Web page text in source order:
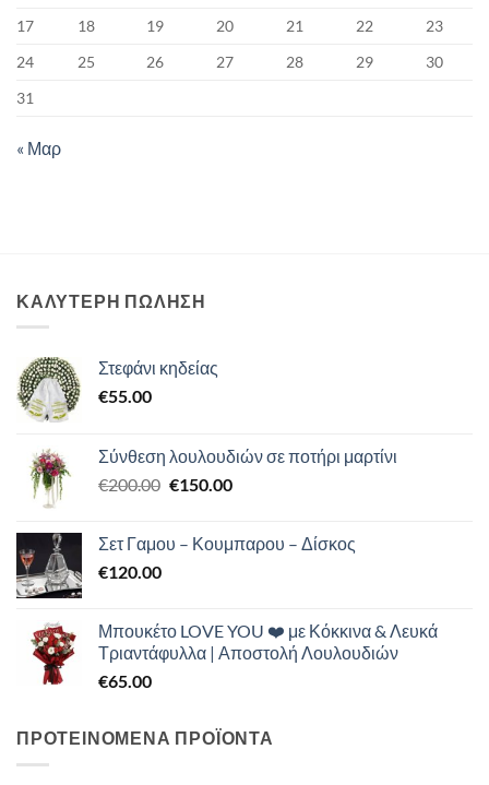
17
18 19 20 21 22
23
24
25 26 27 28 29
30
31
« Μαρ
ΚΑΛΥΤΕΡΗ ΠΩΛΗΣΗ
Στεφάνι κηδείας
€55.00
Σύνθεση λουλουδιών σε ποτήρι μαρτίνι
€200.00 Original
€200.00.
€150.00Η
είναι:
Σετ Γαμου – Κουμπαρου – Δίσκος
€120.00
Μπουκέτο LOVE YOU ❤️ με Κόκκινα & Λευκά
Τριαντάφυλλα | Αποστολή Λουλουδιών
€65.00
ΠΡΟΤΕΙΝΟΜΕΝΑ ΠΡΟΪΟΝΤΑ